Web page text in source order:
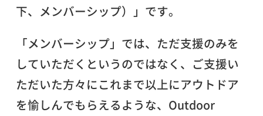
下、メンバーシップ）」です。
「メンバーシップ」では、ただ支援のみを
していただくというのではなく、ご支援い
ただいた方々にこれまで以上にアウトドア
を愉しんでもらえるような、Outdoor